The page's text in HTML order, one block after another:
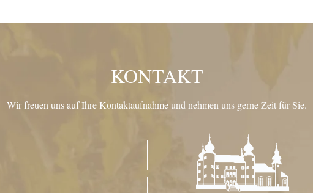
KONTAKT
Wir freuen uns auf Ihre Kontaktaufnahme und nehmen uns gerne Zeit für Sie.